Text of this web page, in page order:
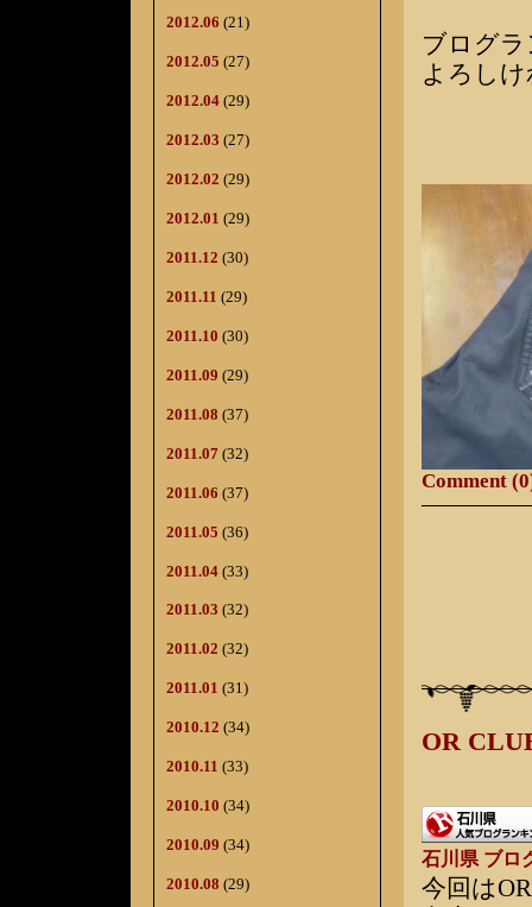
2012.06 (21)
2012.05 (27)
2012.04 (29)
2012.03 (27)
2012.02 (29)
2012.01 (29)
2011.12 (30)
2011.11 (29)
2011.10 (30)
2011.09 (29)
2011.08 (37)
2011.07 (32)
2011.06 (37)
2011.05 (36)
2011.04 (33)
2011.03 (32)
2011.02 (32)
2011.01 (31)
2010.12 (34)
2010.11 (33)
2010.10 (34)
2010.09 (34)
2010.08 (29)
ブログ
よろし
Comment
OR
石川県 ブロ
今回は